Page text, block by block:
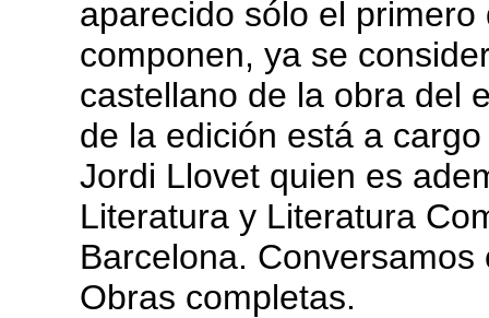
aparecido sólo el
componen, ya se
castellano de la obra del
de la edición está a
Jordi Llovet quien es
Literatura y Literatura
Barcelona.
Obras completas.